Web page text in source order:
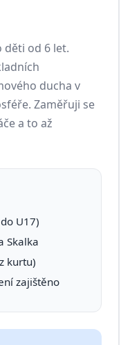
děti od 6 let.
ducha v
Zaměřuji se
a to až
U17)
Skalka
kurtu)
zajištěno